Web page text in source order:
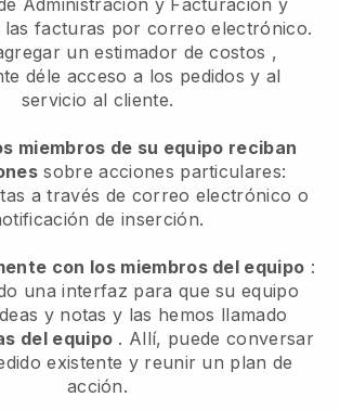
las facturas por correo electrónico.
un estimador de costos ,
déle acceso a los pedidos y al
servicio al cliente.
miembros de su equipo reciban
sobre acciones particulares:
a través de correo electrónico o
de inserción.
con los miembros del equipo :
una interfaz para que su equipo
y notas y las hemos llamado
del equipo . Allí, puede conversar
existente y reunir un plan de
acción.